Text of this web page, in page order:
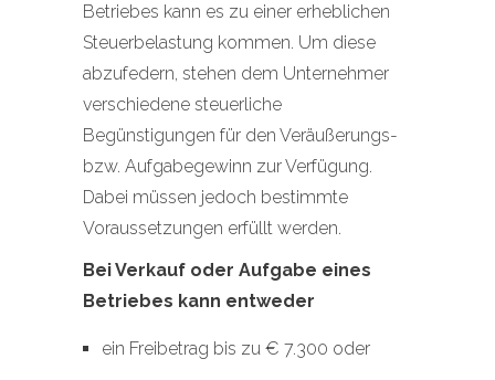
Betriebes kann es zu einer erheblichen
Steuerbelastung kommen. Um diese
abzufedern, stehen dem Unternehmer
verschiedene steuerliche
Begünstigungen für den Veräußerungs-
bzw. Aufgabegewinn zur Verfügung.
Dabei müssen jedoch bestimmte
Voraussetzungen erfüllt werden.
Bei Verkauf oder Aufgabe eines
Betriebes kann entweder
ein Freibetrag bis zu € 7.300 oder